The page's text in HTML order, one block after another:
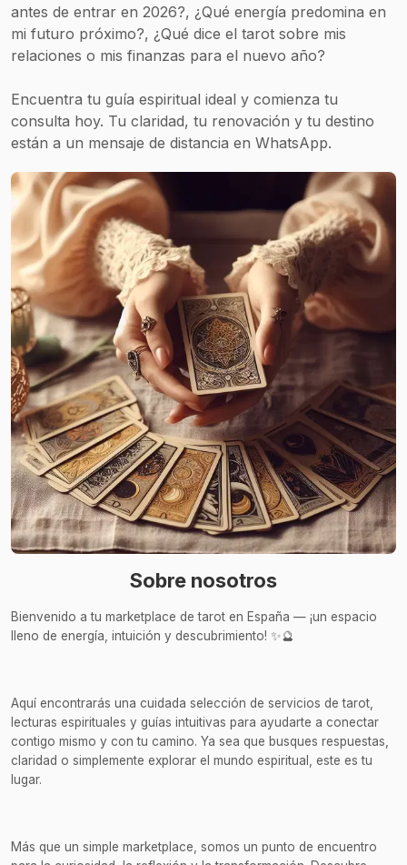
antes de entrar en 2026?, ¿Qué energía predomina en
mi futuro próximo?, ¿Qué dice el tarot sobre mis
relaciones o mis finanzas para el nuevo año?
Encuentra tu guía espiritual ideal y comienza tu
consulta hoy. Tu claridad, tu renovación y tu destino
están a un mensaje de distancia en WhatsApp.
Sobre nosotros
Bienvenido a tu marketplace de tarot en España — ¡un espacio
lleno de energía, intuición y descubrimiento! ✨🔮
Aquí encontrarás una cuidada selección de servicios de tarot,
lecturas espirituales y guías intuitivas para ayudarte a conectar
contigo mismo y con tu camino. Ya sea que busques respuestas,
claridad o simplemente explorar el mundo espiritual, este es tu
lugar.
Más que un simple marketplace, somos un punto de encuentro